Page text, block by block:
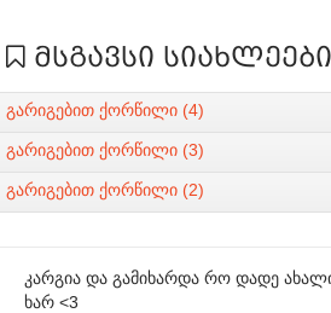
მსგავსი სიახლეები
გარიგებით ქორწილი (4)
გარიგებით ქორწილი (3)
გარიგებით ქორწილი (2)
კარგია და გამიხარდა რო დადე
ხარ <3